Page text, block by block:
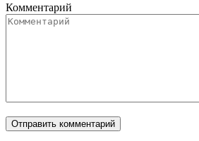
Комментарий